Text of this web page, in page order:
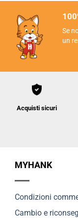
Se
un
Acquisti sicuri
MYHANK
Condizioni
Cambio e